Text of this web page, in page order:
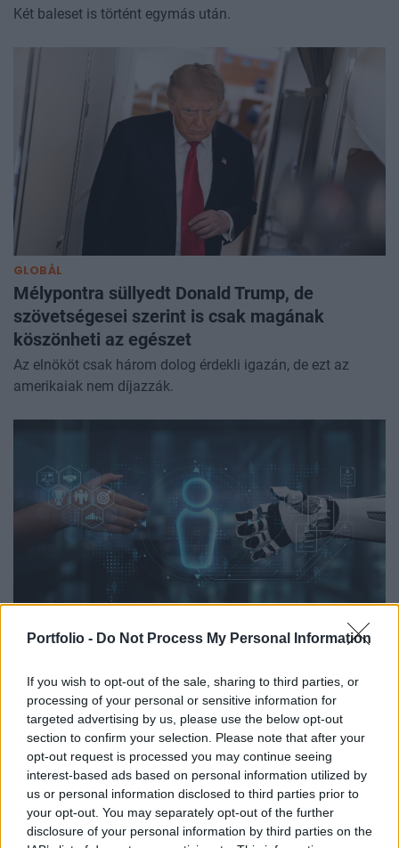
Portfolio - Do Not Process My Personal Information
If you wish to opt-out of the sale, sharing to third parties, or
processing of your personal or sensitive information for
targeted advertising by us, please use the below opt-out
section to confirm your selection. Please note that after your
opt-out request is processed you may continue seeing
interest-based ads based on personal information utilized by
us or personal information disclosed to third parties prior to
your opt-out. You may separately opt-out of the further
disclosure of your personal information by third parties on the
Két baleset is történt egymás után.
GLOBÁL
Mélypontra süllyedt Donald Trump, de
szövetségesei szerint is csak magának
köszönheti az egészet
Az elnököt csak három dolog érdekli igazán, de ezt az
amerikaiak nem díjazzák.
GLOBÁL
Jelentkezz most!